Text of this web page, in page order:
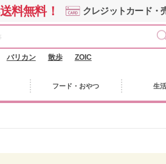
送料無料！ クレジットカード・
バリカン 散歩 ZOIC
フード・おやつ 生